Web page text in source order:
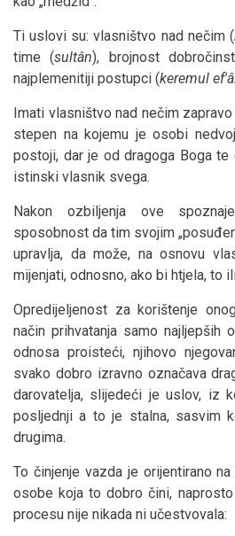
Ti uslovi su: vlasništvo nad nečim (
time (sultân), brojnost
najplemenitiji postupci (keremul
Imati vlasništvo nad nečim
stepen na kojemu je osobi
postoji, dar je od dragoga Boga te
istinski vlasnik svega.
Nakon ozbiljenja ove
sposobnost da tim svojim
upravlja, da može, na osnovu
mijenjati, odnosno, ako bi htjela, to
Opredijeljenost za korištenje
način prihvatanja samo najljepših
odnosa proisteći, njihovo
svako dobro izravno označava
darovatelja, slijedeći je uslov, iz
posljednji a to je stalna, sasvim
drugima.
To činjenje vazda je orijentirano
osobe koja to dobro čini,
procesu nije nikada ni učestvovala: